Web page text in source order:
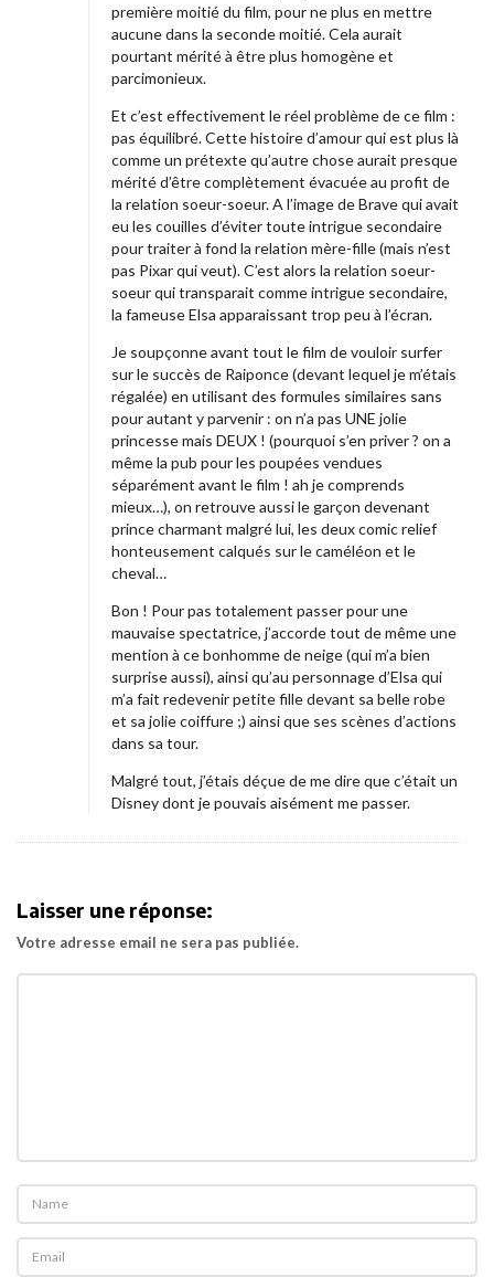
première moitié du film, pour ne plus en mettre
aucune dans la seconde moitié. Cela aurait
pourtant mérité à être plus homogène et
parcimonieux.
Et c’est effectivement le réel problème de ce film :
pas équilibré. Cette histoire d’amour qui est plus là
comme un prétexte qu’autre chose aurait presque
mérité d’être complètement évacuée au profit de
la relation soeur-soeur. A l’image de Brave qui avait
eu les couilles d’éviter toute intrigue secondaire
pour traiter à fond la relation mère-fille (mais n’est
pas Pixar qui veut). C’est alors la relation soeur-
soeur qui transparait comme intrigue secondaire,
la fameuse Elsa apparaissant trop peu à l’écran.
Je soupçonne avant tout le film de vouloir surfer
sur le succès de Raiponce (devant lequel je m’étais
régalée) en utilisant des formules similaires sans
pour autant y parvenir : on n’a pas UNE jolie
princesse mais DEUX ! (pourquoi s’en priver ? on a
même la pub pour les poupées vendues
séparément avant le film ! ah je comprends
mieux…), on retrouve aussi le garçon devenant
prince charmant malgré lui, les deux comic relief
honteusement calqués sur le caméléon et le
cheval…
Bon ! Pour pas totalement passer pour une
mauvaise spectatrice, j’accorde tout de même une
mention à ce bonhomme de neige (qui m’a bien
surprise aussi), ainsi qu’au personnage d’Elsa qui
m’a fait redevenir petite fille devant sa belle robe
et sa jolie coiffure ;) ainsi que ses scènes d’actions
dans sa tour.
Malgré tout, j’étais déçue de me dire que c’était un
Disney dont je pouvais aisément me passer.
Laisser une réponse:
Votre adresse email ne sera pas publiée.